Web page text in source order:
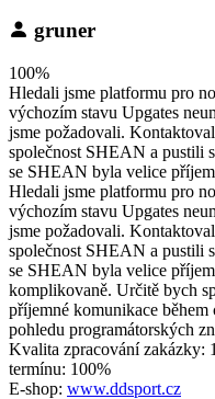
gruner
100%
Hledali jsme platformu pro
výchozím stavu Upgates
jsme požadovali.
společnost SHEAN a pustili
se SHEAN byla velice
Hledali jsme platformu pro
výchozím stavu Upgates
jsme požadovali.
společnost SHEAN a pustili
se SHEAN byla velice
komplikovaně. Určitě bych
příjemné komunikace
pohledu programátorských
Kvalita zpracování zakázky:
termínu: 100%
E-shop: www.ddsport.cz